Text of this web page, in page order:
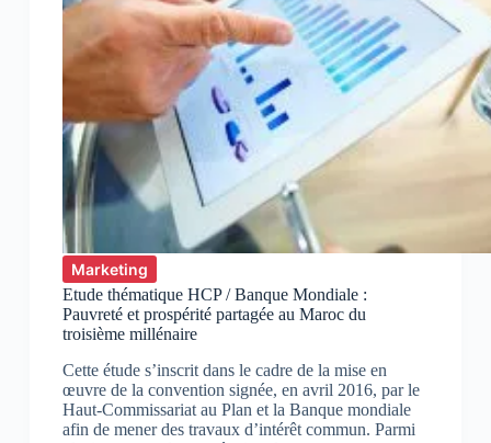
Marketing
Etude thématique HCP / Banque Mondiale :
Pauvreté et prospérité partagée au Maroc du
troisième millénaire
Cette étude s’inscrit dans le cadre de la mise en
œuvre de la convention signée, en avril 2016, par le
Haut-Commissariat au Plan et la Banque mondiale
afin de mener des travaux d’intérêt commun. Parmi